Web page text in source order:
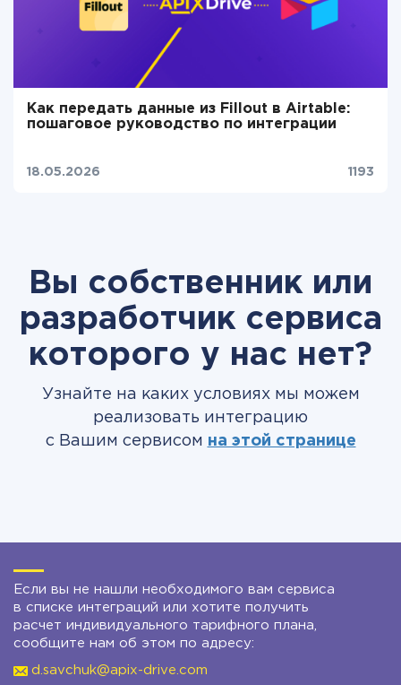
Как передать данные из Fillout в Airtable:
пошаговое руководство по интеграции
18.05.2026 1193
Вы собственник или
разработчик сервиса
которого у нас нет?
Узнайте на каких условиях мы можем
реализовать интеграцию
с Вашим сервисом на этой странице
Если вы не нашли необходимого вам сервиса
в списке интеграций или хотите получить
расчет индивидуального тарифного плана,
сообщите нам об этом по адресу:
d.savchuk@apix-drive.com